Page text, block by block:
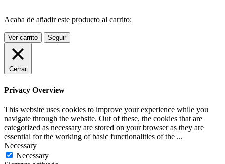
Acaba de añadir este producto al carrito:
Ver carrito Seguir
Cerrar
Privacy Overview
This website uses cookies to improve your experience while you
navigate through the website. Out of these, the cookies that are
categorized as necessary are stored on your browser as they are
essential for the working of basic functionalities of the ...
Necessary
Necessary